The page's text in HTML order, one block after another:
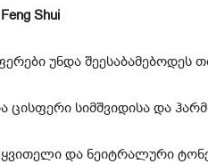
Shui
უნდა
ცისფერი სიმშვიდისა და
და ნეიტრალური